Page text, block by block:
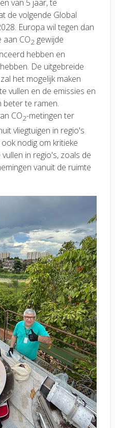
van 5 jaar, te
de volgende Global
Europa wil tegen dan
aan CO2 gewijde
hebben en
De uitgebreide
het mogelijk maken
vullen en de emissies en
beter te ramen.
CO2-metingen ter
vliegtuigen in regio's
nodig om kritieke
in regio's, zoals de
vanuit de ruimte